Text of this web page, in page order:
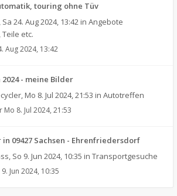
touring ohne Tüv
, Sa 24. Aug 2024, 13:42 in Angebote
etc.
Aug 2024, 13:42
- meine Bilder
, Mo 8. Jul 2024, 21:53 in Autotreffen
Mo 8. Jul 2024, 21:53
09427 Sachsen - Ehrenfriedersdorf
, So 9. Jun 2024, 10:35 in Transportgesuche
9. Jun 2024, 10:35